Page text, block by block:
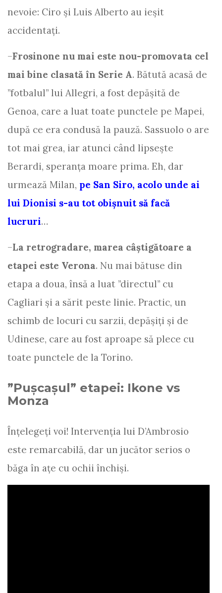
nevoie: Ciro și Luis Alberto au ieșit
accidentați.
–Frosinone nu mai este nou-promovata cel
mai bine clasată în Serie A. Bătută acasă de
”fotbalul” lui Allegri, a fost depășită de
Genoa, care a luat toate punctele pe Mapei,
după ce era condusă la pauză. Sassuolo o are
tot mai grea, iar atunci când lipsește
Berardi, speranța moare prima. Eh, dar
urmează Milan, pe San Siro, acolo unde ai
lui Dionisi s-au tot obișnuit să facă
lucruri…
–La retrogradare, marea câștigătoare a
etapei este Verona. Nu mai bătuse din
etapa a doua, însă a luat ”directul” cu
Cagliari și a sărit peste linie. Practic, un
schimb de locuri cu sarzii, depășiți și de
Udinese, care au fost aproape să plece cu
toate punctele de la Torino.
”Pușcașul” etapei: Ikone vs
Monza
Înțelegeți voi! Intervenția lui D’Ambrosio
este remarcabilă, dar un jucător serios o
băga în ațe cu ochii închiși.